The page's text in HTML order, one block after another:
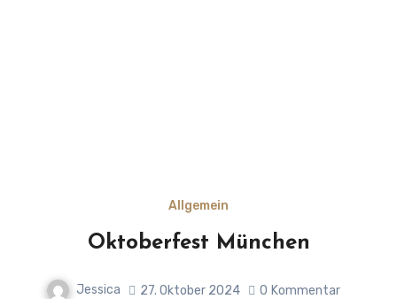
Allgemein
Oktoberfest München
Jessica 27. Oktober 2024 0 Kommentar